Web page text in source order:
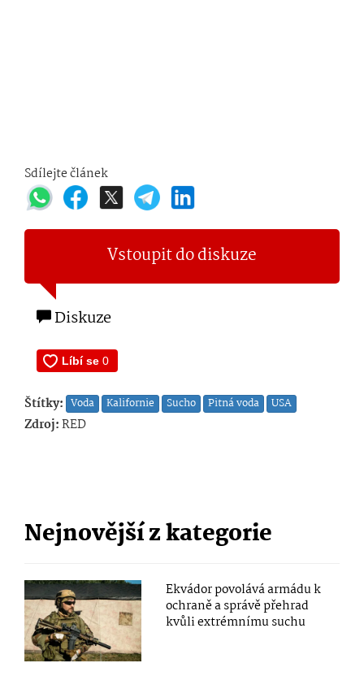
Sdílejte článek
Vstoupit do diskuze
Diskuze
Štítky: Voda Kalifornie Sucho Pitná voda USA
Zdroj:RED
Nejnovější z kategorie
Ekvádor povolává armádu k
ochraně a správě přehrad
kvůli extrémnímu suchu